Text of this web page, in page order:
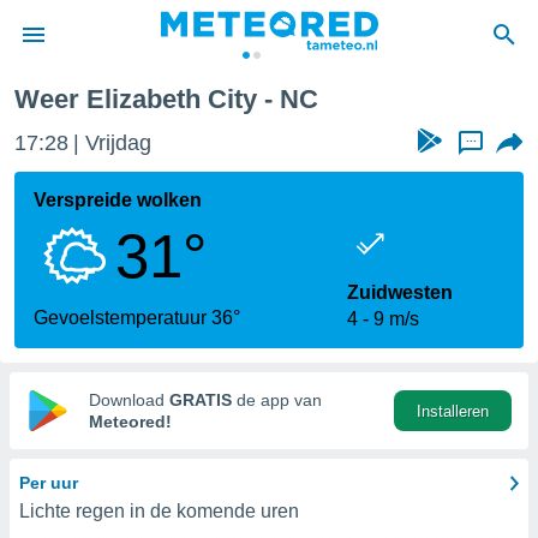
door
verstrekte
hoge
hebt de
voor
op basis
Weer Elizabeth City - NC
17:28 Vrijdag ...
Verspreide wolken
31°
Gevoelstemperatuur 36°
Zuidwesten
4
9 m/s
Download GRATIS de app van
Meteored!
Installeren
Per uur
Lichte regen in de komende uren